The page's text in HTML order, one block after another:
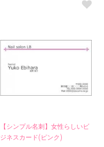
【シンプル名刺】女性らしいビ
ジネスカード(ピンク)